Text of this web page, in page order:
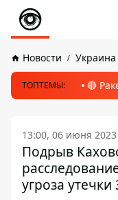
Новости Украина
ТОПТЕМЫ: 🔴
13:00, 06 июня 2023
Подрыв
угроза